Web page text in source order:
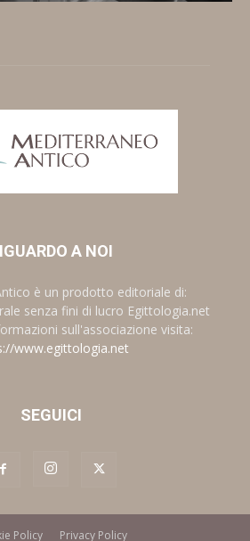
A NOI
è un prodotto editoriale di:
senza fini di lucro Egittologia.net
sull'associazione visita:
www.egittologia.net
SEGUICI
Policy Privacy Policy